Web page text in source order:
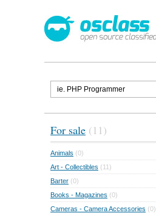
For sale (11)
Animals (0)
Art - Collectibles (11)
Barter (0)
Books - Magazines (0)
Cameras - Camera Accessories (0)